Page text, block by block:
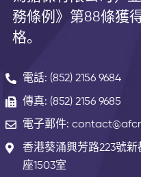
務條例》第88條獲
格。
電話: (852) 2156 9684
傳真: (852) 2156 9685
電子郵件:
香港葵涌興芳路223號
座1503室